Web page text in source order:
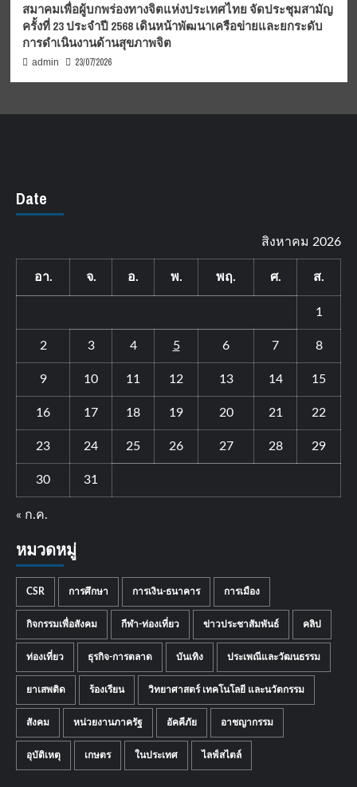
สมาคมเพื่อผู้บกพร่องทางจิตแห่งประเทศไทย จัดประชุมสามัญ
ครั้งที่ 23 ประจำปี 2568 เดินหน้าพัฒนาเครือข่ายและยกระดับ
การดำเนินงานด้านสุขภาพจิต
admin 23/07/2026
Date
สิงหาคม 2026
อา. จ. อ. พ. พฤ. ศ. ส.
1
2 3 4 5 6 7 8
9 10 11 12 13 14 15
16 17 18 19 20 21 22
23 24 25 26 27 28 29
30 31
« ก.ค.
หมวดหมู่
CSR การศึกษา การเงิน-ธนาคาร การเมือง
กิจกรรมเพื่อสังคม กีฬา-ท่องเที่ยว ข่าวประชาสัมพันธ์ คลิป
ท่องเที่ยว ธุรกิจ-การตลาด บันเทิง ประเพณีและวัฒนธรรม
ยาเสพติด ร้องเรียน วิทยาศาสตร์ เทคโนโลยี และนวัตกรรม
สังคม หน่วยงานภาครัฐ อัคคีภัย อาชญากรรม
อุบัติเหตุ เกษตร ในประเทศ ไลฟ์สไตล์